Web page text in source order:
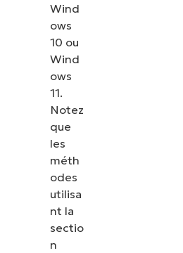
Wind
ows
10 ou
Wind
ows
11.
Notez
que
les
méth
odes
utilisa
nt la
sectio
n
Parcourez nos
NinjaOne simplifie les
terminaux, les correctifs,